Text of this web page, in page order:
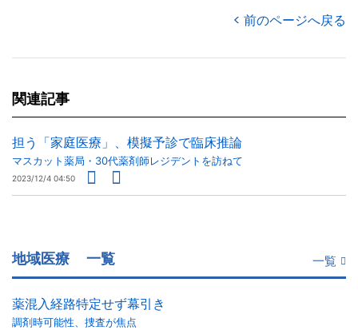
前のページへ戻る
関連記事
担う「家庭医療」、模擬予診で臨床推論
マスカット薬局・30代薬剤師レジデントを訪ねて
2023/12/4 04:50
地域医療 一覧 一覧
薬混入経路特定せず幕引き
調剤時可能性、捜査が焦点